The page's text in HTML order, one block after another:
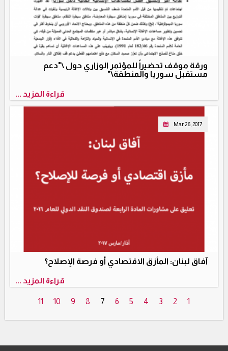
ورقة موقف تحضيراً للمؤتمر الوزاري حول \"دعم
مستقبل سوريا والمنطقة\"
قراءة المزيد ...
Mar 26, 2017
آفاق لبنان: المأزق الاقتصادي أو فرصة الإصلاح؟
قراءة المزيد ...
1
2
3
4
5
6
7
8
9
10
11